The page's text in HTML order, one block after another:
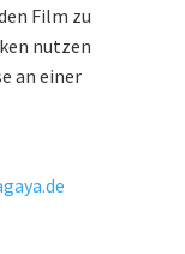
Film zu
nutzen
an einer